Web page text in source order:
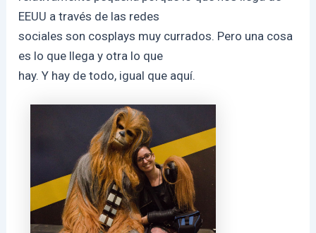
EEUU a través de las redes
sociales son cosplays muy currados. Pero una cosa
es lo que llega y otra lo que
hay. Y hay de todo, igual que aquí.